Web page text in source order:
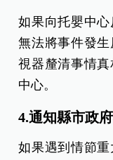
如果向托嬰中
無法將事件發
視器釐清事情
中心。
4.通知縣市政
如果遇到情節